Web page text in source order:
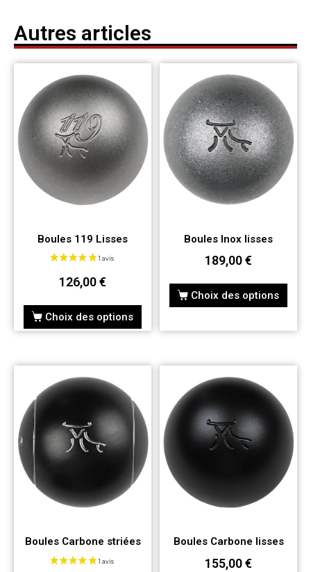
Autres articles
Boules 119 Lisses
126,00€
Choix des options
Boules Inox lisses
189,00€
Choix des options
Boules Carbone striées Boules Carbone lisses
155,00€